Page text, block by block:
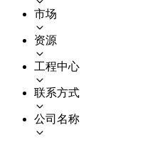
市场
资源
工程中心
联系方式
公司名称